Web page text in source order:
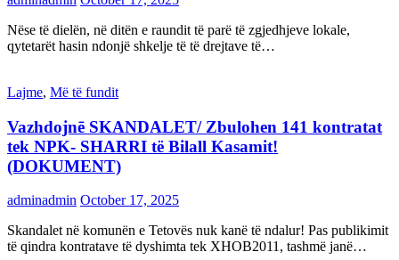
Nëse të dielën, në ditën e raundit të parë të zgjedhjeve lokale,
qytetarët hasin ndonjë shkelje të të drejtave të…
Lajme, Më të fundit
Vazhdojnē SKANDALET/ Zbulohen 141 kontratat
tek NPK- SHARRI të Bilall Kasamit!
(DOKUMENT)
adminadmin October 17, 2025
Skandalet në komunën e Tetovës nuk kanë të ndalur! Pas publikimit
të qindra kontratave të dyshimta tek XHOB2011, tashmë janë…